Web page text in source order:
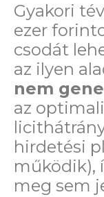
Gyakori
ezer
csodát
az ilyen
nem
az
hirdetési
működik),
meg sem